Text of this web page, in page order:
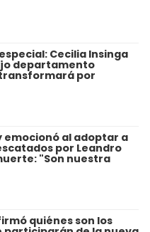
Cecilia Insinga
departamento
por
emocionó al adoptar a
por Leandro
"Son nuestra
quiénes son los